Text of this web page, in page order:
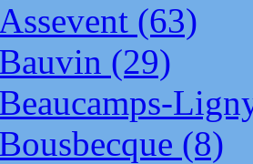
Assevent (63)
Bauvin (29)
Beaucamps-
Bousbecque (8)